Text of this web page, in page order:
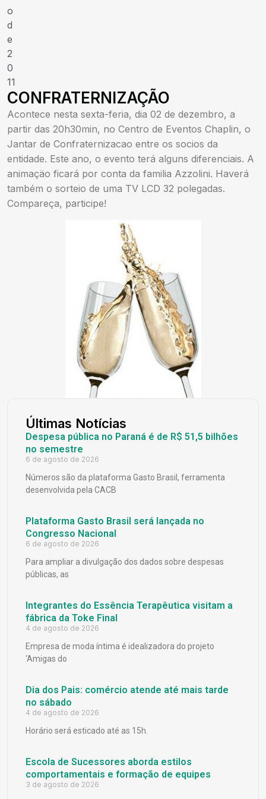
o
d
e
2
0
11
CONFRATERNIZAÇÃO
Acontece nesta sexta-feria, dia 02 de dezembro, a
partir das 20h30min, no Centro de Eventos Chaplin, o
Jantar de Confraternizacao entre os socios da
entidade. Este ano, o evento terá alguns diferenciais. A
animaçäo ficará por conta da familia Azzolini. Haverá
também o sorteio de uma TV LCD 32 polegadas.
Compareça, participe!
Últimas Notícias
Despesa pública no Paraná é de R$ 51,5 bilhões
no semestre
6 de agosto de 2026
Números são da plataforma Gasto Brasil, ferramenta
desenvolvida pela CACB
Plataforma Gasto Brasil será lançada no
Congresso Nacional
6 de agosto de 2026
Para ampliar a divulgação dos dados sobre despesas
públicas, as
Integrantes do Essência Terapêutica visitam a
fábrica da Toke Final
4 de agosto de 2026
Empresa de moda íntima é idealizadora do projeto
‘Amigas do
Dia dos Pais: comércio atende até mais tarde
no sábado
4 de agosto de 2026
Horário será esticado até as 15h.
Escola de Sucessores aborda estilos
comportamentais e formação de equipes
3 de agosto de 2026